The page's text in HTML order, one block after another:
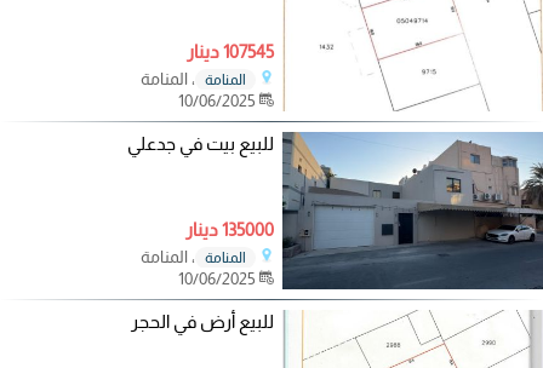
107545 دينار
المنامة
، المنامة
للبيع بيت في جدعلي
135000 دينار
المنامة
، المنامة
للبيع أرض في الحجر